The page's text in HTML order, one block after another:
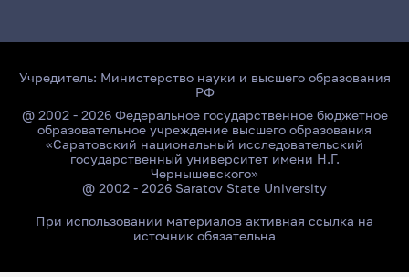
Учредитель: Министерство науки и высшего образования
РФ
@ 2002 - 2026 Федеральное государственное бюджетное
образовательное учреждение высшего образования
«Саратовский национальный исследовательский
государственный университет имени Н.Г.
Чернышевского»
@ 2002 - 2026 Saratov State University
При использовании материалов активная ссылка на
источник обязательна